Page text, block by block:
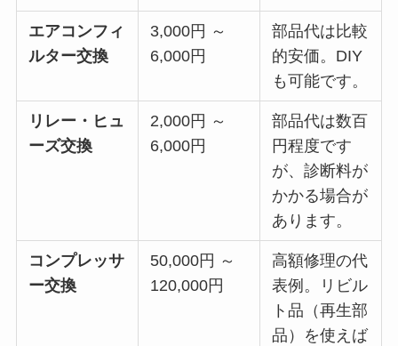
エアコンフィ
ルター交換
3,000円 ～
6,000円
部品代は比較
的安価。DIY
も可能です。
リレー・ヒュ
ーズ交換
2,000円 ～
6,000円
部品代は数百
円程度です
が、診断料が
かかる場合が
あります。
コンプレッサ
ー交換
50,000円 ～
120,000円
高額修理の代
表例。リビル
ト品（再生部
品）を使えば